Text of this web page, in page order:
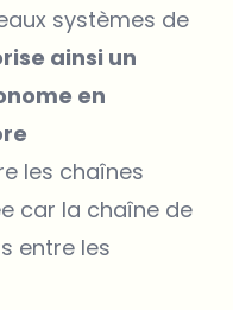
systèmes de
ainsi un
en
les chaînes
car la chaîne de
entre les